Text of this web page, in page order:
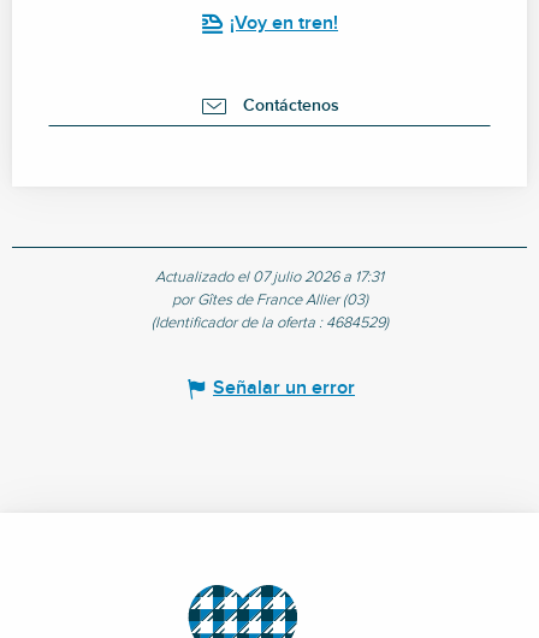
¡Voy en tren!
Contáctenos
Actualizado el 07 julio 2026 a 17:31
por Gîtes de France Allier (03)
(Identificador de la oferta : 4684529)
Señalar un error